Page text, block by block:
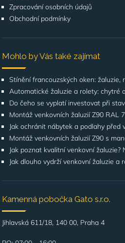
Zpracování osobních údajů
Obchodní podmínky
Mohlo by Vás také zajímat
Stínění francouzských oken: žaluzie,
Automatické žaluzie a rolety: chytré
Jak ochránit nábytek a podlahy před
Jak poznat kvalitní venkovní
Jak dlouho vydrží venkovní žaluzie a
Kamenná pobočka Gato s.r.o.
Jihlavská 611/18, 140 00, Praha 4